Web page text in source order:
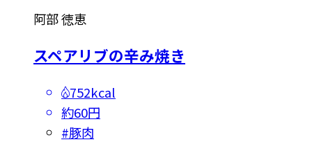
阿部 徳恵
スペアリブの辛み焼き
752kcal
約60円
#豚肉